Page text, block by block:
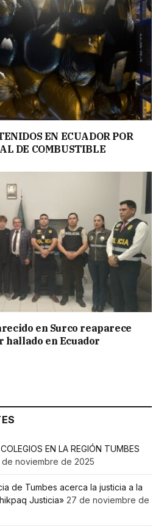
EN ECUADOR POR
DE COMBUSTIBLE
en Surco reaparece
hallado en Ecuador
EN LA REGIÓN TUMBES
de noviembre de 2025
de Tumbes acerca la justicia a la
Justicia» 27 de noviembre de